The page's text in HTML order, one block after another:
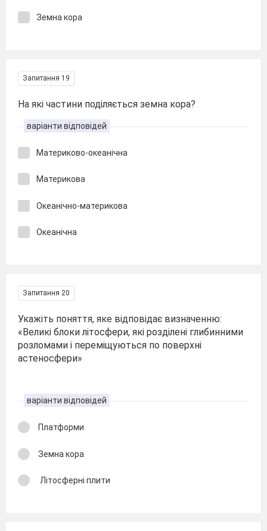
Земна кора
Запитання 19
На які частини поділяється земна кора?
варіанти відповідей
Материково-океанічна
Материкова
Океанічно-материкова
Океанічна
Запитання 20
Укажіть поняття, яке відповідає визначенню:
«Великі блоки літосфери, які розділені глибинними
розломами і переміщуються по поверхні
астеносфери»
варіанти відповідей
Платформи
Земна кора
Літосферні плити